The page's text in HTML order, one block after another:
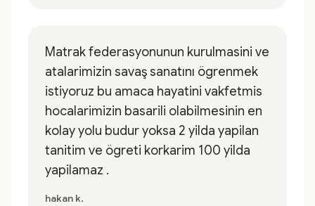
Matrak federasyonunun kurulmasini ve
atalarimizin savaş sanatını ögrenmek
istiyoruz bu amaca hayatini vakfetmis
hocalarimizin basarili olabilmesinin en
kolay yolu budur yoksa 2 yilda yapilan
tanitim ve ögreti korkarim 100 yilda
yapilamaz .
hakan k.